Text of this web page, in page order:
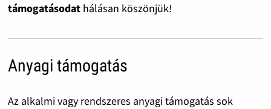
támogatásodat hálásan köszönjük!
Anyagi támogatás
Az alkalmi vagy rendszeres anyagi támogatás sok